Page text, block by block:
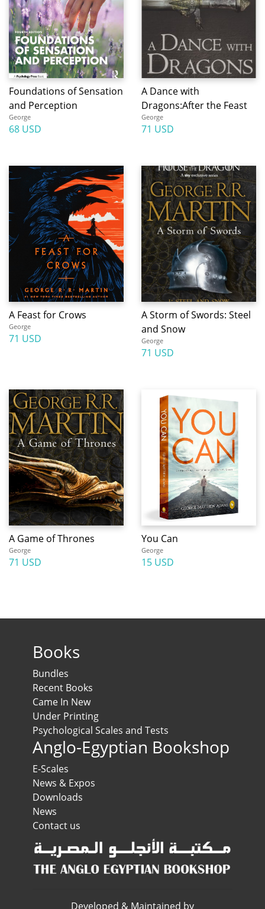
Foundations of Sensation
and Perception
George
68 USD
A Dance with
Dragons:After the Feast
George
71 USD
A Feast for Crows
George
71 USD
A Storm of Swords: Steel
and Snow
George
71 USD
A Game of Thrones
George
71 USD
You Can
George
15 USD
Books
Bundles
Recent Books
Came In New
Under Printing
Psychological Scales and Tests
Anglo-Egyptian Bookshop
E-Scales
News & Expos
Downloads
News
Contact us
Developed & Maintained by